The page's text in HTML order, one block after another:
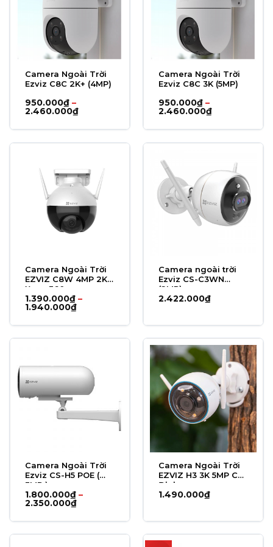
Camera Ngoài Trời
Ezviz C8C 2K+ (4MP)
950.000₫ –
2.460.000₫Khoảng
giá:
từ
đến
Camera Ngoài Trời
Ezviz C8C 3K (5MP)
950.000₫ –
2.460.000₫Khoảng
giá:
từ
đến
Camera Ngoài Trời
EZVIZ C8W 4MP 2K+
Xoay 360
1.390.000₫ –
1.940.000₫Khoảng
giá:
từ
đến
Camera ngoài trời
Ezviz CS-C3WN
(2MP)
2.422.000₫
Camera Ngoài Trời
Ezviz CS-H5 POE (
3MP )
1.800.000₫ –
2.350.000₫Khoảng
giá:
từ
đến
Camera Ngoài Trời
EZVIZ H3 3K 5MP Cố
Định
1.490.000₫